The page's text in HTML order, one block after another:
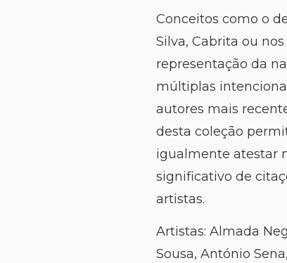
Conceitos como o
Silva, Cabrita ou
representação da
múltiplas
autores mais
desta coleção
igualmente atestar
significativo de
artistas.
Artistas: Almada
Sousa, António